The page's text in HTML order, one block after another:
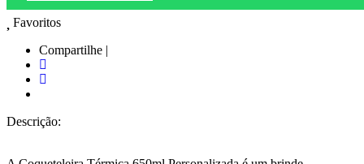
Favoritos
Compartilhe |
Descrição: